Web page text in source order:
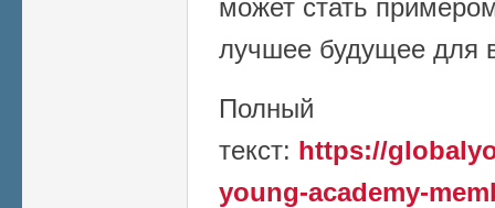
может стать
лучшее будущее для
Полный
текст: https://
young-academy-